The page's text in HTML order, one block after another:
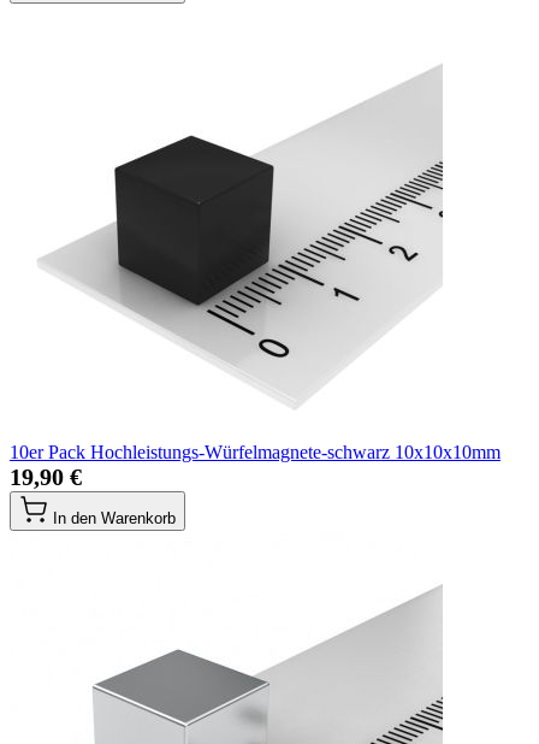
10er Pack Hochleistungs-Würfelmagnete-schwarz 10x10x10mm
19,90 €
In den Warenkorb